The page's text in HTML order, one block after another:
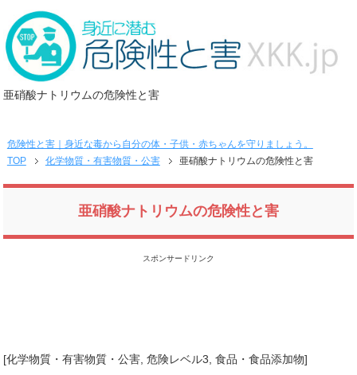
亜硝酸ナトリウムの危険性と害
危険性と害｜身近な毒から自分の体・子供・赤ちゃんを守りましょう。
TOP
化学物質・有害物質・公害 亜硝酸ナトリウムの危険性と害
亜硝酸ナトリウムの危険性と害
スポンサードリンク
[化学物質・有害物質・公害 ,危険レベル3 ,食品・食品添加物]